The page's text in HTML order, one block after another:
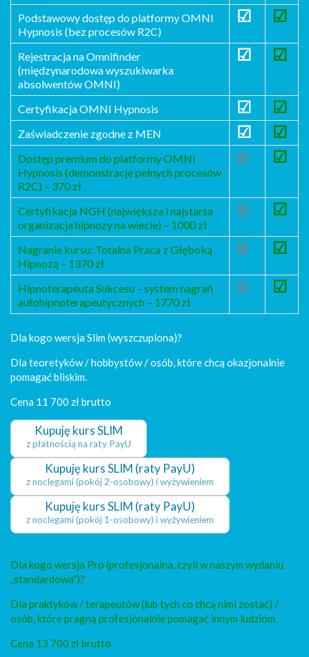
Podstawowy dostęp do platformy OMNI
Hypnosis (bez procesów R2C)
☑ ☑
Rejestracja na Omnifinder
(międzynarodowa wyszukiwarka
absolwentów OMNI)
☑ ☑
Certyfikacja OMNI Hypnosis ☑ ☑
Zaświadczenie zgodne z MEN ☑ ☑
Dostęp premium do platformy OMNI
Hypnosis (demonstracje pełnych procesów
R2C) – 370 zł
⮽ ☑
Certyfikacja NGH (największa i najstarsa
organizacja hipnozy na wiecie) – 1000 zł
⮽ ☑
Nagranie kursu: Totalna Praca z Głęboką
Hipnozą – 1370 zł
⮽ ☑
Hipnoterapeuta Sukcesu – system nagrań
autohipnoterapeutycznych – 1770 zł
⮽ ☑
Dla kogo wersja Slim (wyszczuplona)?
Dla teoretyków / hobbystów / osób, które chcą okazjonalnie
pomagać bliskim.
Cena 11 700 zł brutto
Kupuję kurs SLIM
z płatnością na raty PayU
Kupuję kurs SLIM (raty PayU)
z noclegami (pokój 2-osobowy) i wyżywieniem
Kupuję kurs SLIM (raty PayU)
z noclegami (pokój 1-osobowy) i wyżywieniem
Dla kogo wersja Pro (profesjonalna, czyli w naszym wydaniu
„standardowa”)?
Dla praktyków / terapeutów (lub tych co chcą nimi zostać) /
osób, które pragną profesjonalnie pomagać innym ludziom.
Cena 13 700 zł brutto